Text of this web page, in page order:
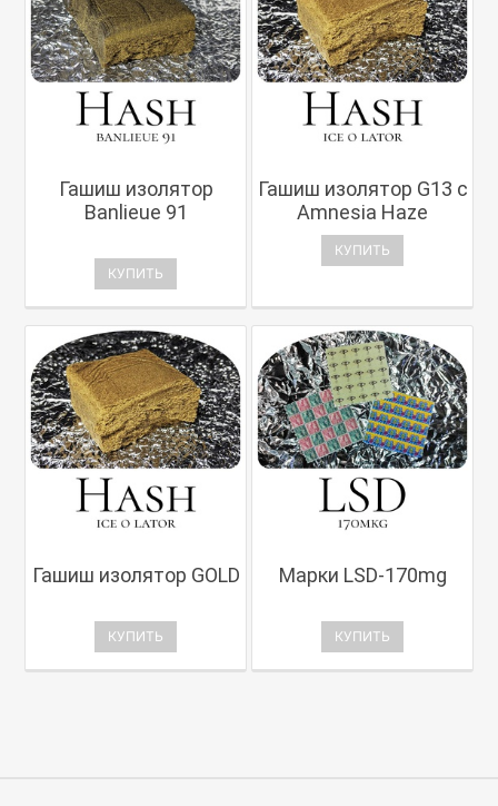
Гашиш изолятор
Banlieue 91
КУПИТЬ
Гашиш изолятор G13 с
Amnesia Haze
КУПИТЬ
Гашиш изолятор GOLD
КУПИТЬ
Марки LSD-170mg
КУПИТЬ